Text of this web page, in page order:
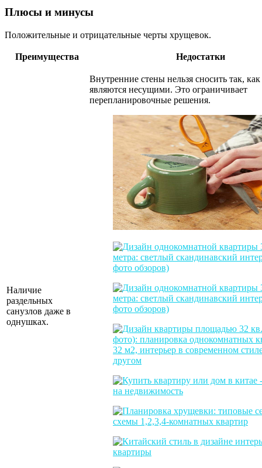
Плюсы и минусы
Положительные и отрицательные черты хрущевок.
Преимущества Недостатки
Наличие
раздельных
санузлов даже в
однушках.
Внутренние стены нельзя сносить так,
являются несущими. Это ограничивает
перепланировочные решения.